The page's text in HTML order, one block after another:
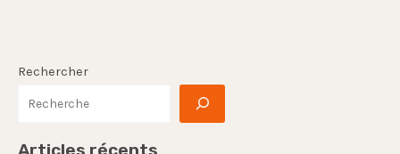
Rechercher
Articles récents